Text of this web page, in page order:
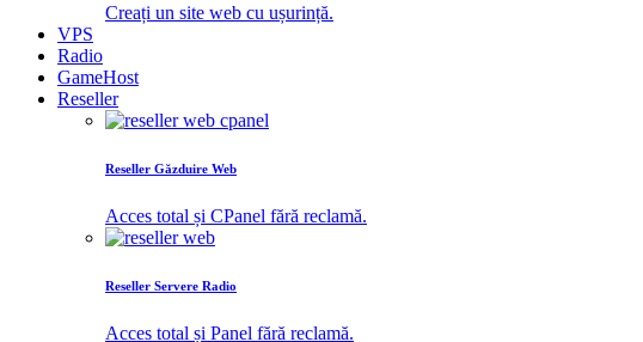
Creați un site web cu ușurință.
VPS
Radio
GameHost
Reseller
Reseller Găzduire Web
Acces total și CPanel fără reclamă.
Reseller Servere Radio
Acces total și Panel fără reclamă.